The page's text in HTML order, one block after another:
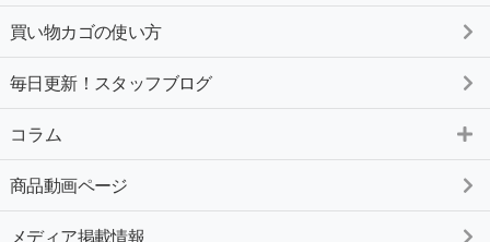
買い物カゴの使い方
毎日更新！スタッフブログ
コラム
商品動画ページ
メディア掲載情報